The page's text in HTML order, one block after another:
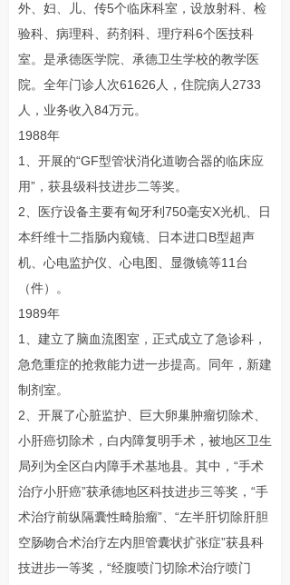
外、妇、儿、传5个临床科室，设放射科、检
验科、病理科、药剂科、理疗科6个医技科
室。是承德医学院、承德卫生学校的教学医
院。全年门诊人次61626人，住院病人2733
人，业务收入84万元。
1988年
1、开展的“GF型管状消化道吻合器的临床应
用”，获县级科技进步二等奖。
2、医疗设备主要有匈牙利750毫安X光机、日
本纤维十二指肠内窥镜、日本进口B型超声
机、心电监护仪、心电图、显微镜等11台
（件）。
1989年
1、建立了脑血流图室，正式成立了急诊科，
急危重症的抢救能力进一步提高。同年，新建
制剂室。
2、开展了心脏监护、巨大卵巢肿瘤切除术、
小肝癌切除术，白内障复明手术，被地区卫生
局列为全区白内障手术基地县。其中，“手术
治疗小肝癌”获承德地区科技进步三等奖，“手
术治疗前纵隔囊性畸胎瘤”、“左半肝切除肝胆
空肠吻合术治疗左内胆管囊状扩张症”获县科
技进步一等奖，“经腹喷门切除术治疗喷门